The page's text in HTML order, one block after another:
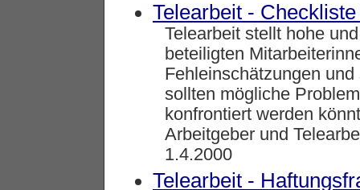
Telearbeit -
Telearbeit stellt hohe
beteiligten
Fehleinschätzungen
sollten mögliche
konfrontiert werden
Arbeitgeber und
1.4.2000
Telearbeit -